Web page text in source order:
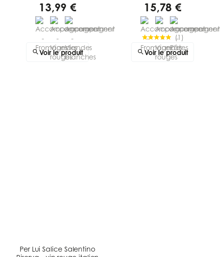
13,99 €
Voir le produit
15,78 €
(1 )
Voir le produit
Per Lui Salice Salentino